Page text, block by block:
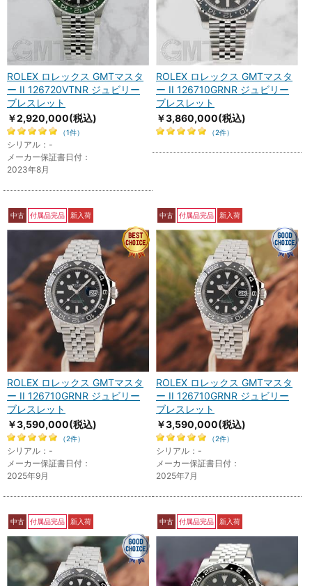
ROLEX ロレックス GMTマスタ
ー II 126720VTNR ジュビリー
ブレスレット
￥2,920,000(税込)
（1件）
シリアル：-
メーカー保証書日付：
2023年8月
ROLEX ロレックス GMTマスタ
ー II 126710GRNR ジュビリー
ブレスレット
￥3,860,000(税込)
（2件）
中古 付属品完品 新入荷
ROLEX ロレックス GMTマスタ
ー II 126710GRNR ジュビリー
ブレスレット
￥3,590,000(税込)
（2件）
シリアル：-
メーカー保証書日付：
2025年9月
中古 付属品完品 新入荷
ROLEX ロレックス GMTマスタ
ー II 126710GRNR ジュビリー
ブレスレット
￥3,590,000(税込)
（2件）
シリアル：-
メーカー保証書日付：
2025年7月
中古 付属品完品 新入荷 中古 付属品完品 新入荷